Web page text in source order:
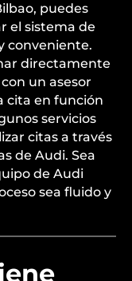
puedes
el sistema de
conveniente.
directamente
un asesor
cita en función
servicios
citas a través
de Audi. Sea
de Audi
sea fluido y